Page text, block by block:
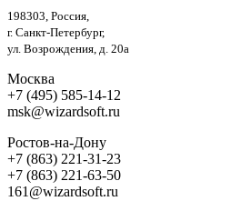
198303, Россия,
г. Санкт-Петербург,
ул. Возрождения, д. 20а
Москва
+7 (495) 585-14-12
msk@wizardsoft.ru
Ростов-на-Дону
+7 (863) 221-31-23
+7 (863) 221-63-50
161@wizardsoft.ru